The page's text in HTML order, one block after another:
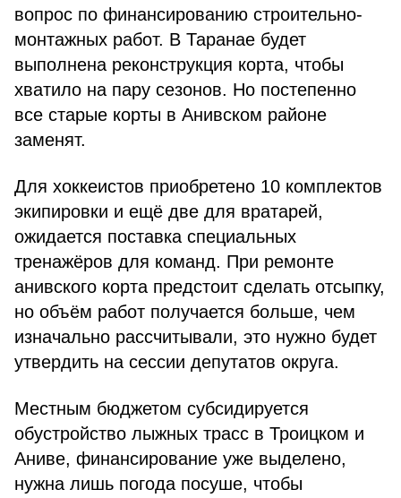
вопрос по финансированию строительно-
монтажных работ. В Таранае будет
выполнена реконструкция корта, чтобы
хватило на пару сезонов. Но постепенно
все старые корты в Анивском районе
заменят.
Для хоккеистов приобретено 10 комплектов
экипировки и ещё две для вратарей,
ожидается поставка специальных
тренажёров для команд. При ремонте
анивского корта предстоит сделать отсыпку,
но объём работ получается больше, чем
изначально рассчитывали, это нужно будет
утвердить на сессии депутатов округа.
Местным бюджетом субсидируется
обустройство лыжных трасс в Троицком и
Аниве, финансирование уже выделено,
нужна лишь погода посуше, чтобы